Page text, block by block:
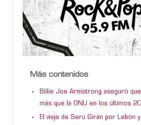
Más contenidos
Billie Joe Armstrong aseguró
más que la ONU en los últimos 20
El viaje de Serú Girán por Lebón